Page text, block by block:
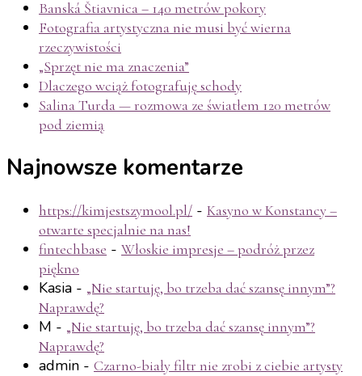
Banská Štiavnica – 140 metrów pokory
Fotografia artystyczna nie musi być wierna
rzeczywistości
„Sprzęt nie ma znaczenia”
Dlaczego wciąż fotografuję schody
Salina Turda — rozmowa ze światłem 120 metrów
pod ziemią
Najnowsze komentarze
https://kimjestszymool.pl/ - Kasyno w Konstancy –
otwarte specjalnie na nas!
fintechbase - Włoskie impresje – podróż przez
piękno
Kasia - „Nie startuję, bo trzeba dać szansę innym”?
Naprawdę?
M - „Nie startuję, bo trzeba dać szansę innym”?
Naprawdę?
admin - Czarno-biały filtr nie zrobi z ciebie artysty